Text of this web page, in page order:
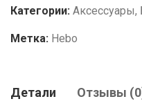
Категории: Аксессуары,
Метка: Hebo
Детали Отзывы